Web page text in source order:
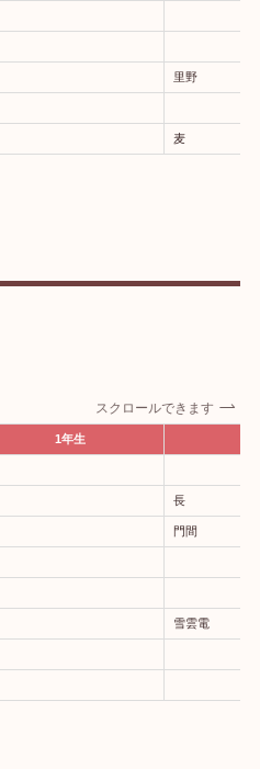
里野
麦
スクロールできます
1年生
長
門間
雪雲電